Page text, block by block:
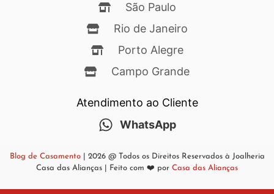
São Paulo
Rio de Janeiro
Porto Alegre
Campo Grande
Atendimento ao Cliente
WhatsApp
Blog de Casamento| 2026 @ Todos os Direitos Reservados à Joalheria
Casa das Alianças | Feito com ❤️ por Casa das Alianças